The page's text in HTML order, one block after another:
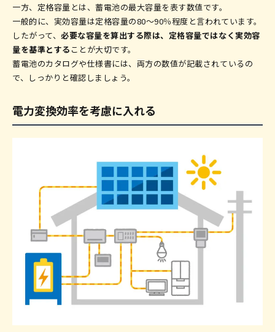
一方、定格容量とは、蓄電池の最大容量を表す数値です。
一般的に、実効容量は定格容量の80〜90％程度と言われています。
したがって、必要な容量を算出する際は、定格容量ではなく実効容
量を基準とする ことが大切です。
蓄電池のカタログや仕様書には、両方の数値が記載されているの
で、しっかりと確認しましょう。
電力変換効率を考慮に入れる